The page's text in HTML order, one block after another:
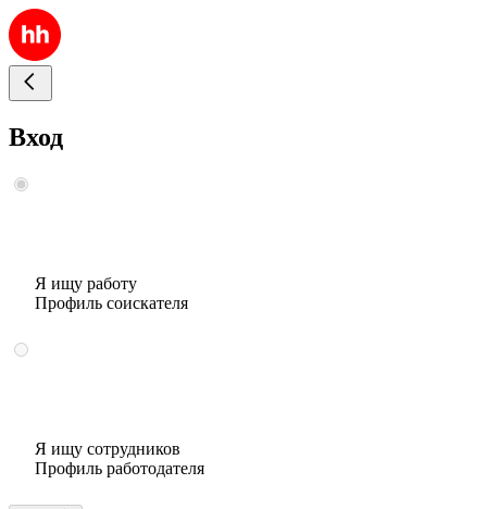
Вход
Я ищу работу
Профиль соискателя
Я ищу сотрудников
Профиль работодателя